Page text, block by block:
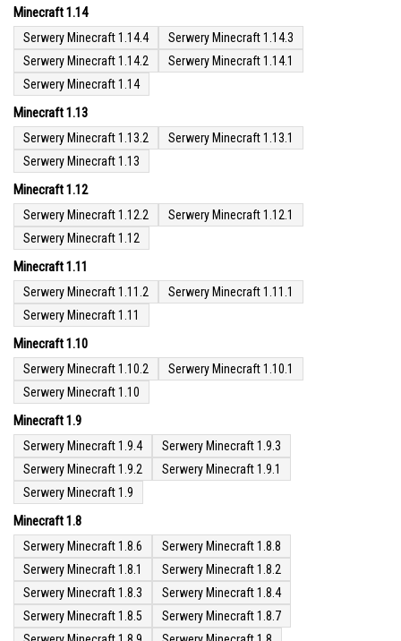
Minecraft 1.14
Serwery Minecraft 1.14.4
Serwery Minecraft 1.14.3
Serwery Minecraft 1.14.2
Serwery Minecraft 1.14.1
Serwery Minecraft 1.14
Minecraft 1.13
Serwery Minecraft 1.13.2
Serwery Minecraft 1.13.1
Serwery Minecraft 1.13
Minecraft 1.12
Serwery Minecraft 1.12.2
Serwery Minecraft 1.12.1
Serwery Minecraft 1.12
Minecraft 1.11
Serwery Minecraft 1.11.2
Serwery Minecraft 1.11.1
Serwery Minecraft 1.11
Minecraft 1.10
Serwery Minecraft 1.10.2
Serwery Minecraft 1.10.1
Serwery Minecraft 1.10
Minecraft 1.9
Serwery Minecraft 1.9.4
Serwery Minecraft 1.9.3
Serwery Minecraft 1.9.2
Serwery Minecraft 1.9.1
Serwery Minecraft 1.9
Minecraft 1.8
Serwery Minecraft 1.8.6
Serwery Minecraft 1.8.8
Serwery Minecraft 1.8.1
Serwery Minecraft 1.8.2
Serwery Minecraft 1.8.3
Serwery Minecraft 1.8.4
Serwery Minecraft 1.8.5
Serwery Minecraft 1.8.7